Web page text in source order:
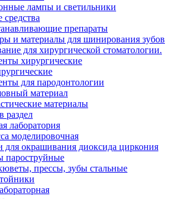
лампы и светильники
препараты
и материалы для шинирования зубов
для хирургической стоматологии.
хирургические
для пародонтологии
материал
материалы
раздел
лаборатория
моделировочная
для окрашивания диоксида циркония
пароструйные
прессы, зубы стальные